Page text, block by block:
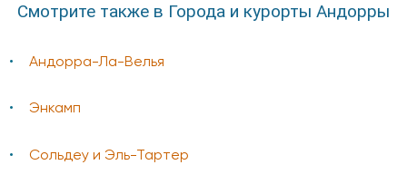
Смотрите также в Города и курорты Андорры
Андорра-Ла-Велья
Энкамп
Сольдеу и Эль-Тартер